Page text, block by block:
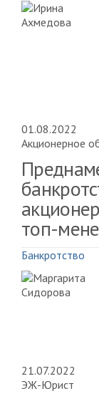
01.08.2022
Акционерное
топ-
Банкротство
21.07.2022
ЭЖ-Юрист